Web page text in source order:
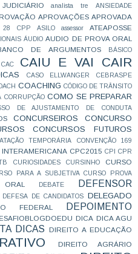
analista tre ANSIEDADE
APROVAÇÕES APROVADA
28 CPP ASILO assessor ATEAPOSSE
ÁUDIO AUDIO DE PROVA ORAL
DE ARGUMENTOS BÁSICO
CAC CAIU E VAI CAIR
CASO ELLWANGER CEBRASPE
COACHING CÓDIGO DE TRÂNSITO
CORRUPÇÃO COMO SE PREPARAR
DE AJUSTAMENTO DE CONDUTA
CONCURSEIROS
CONCURSO
CONCURSOS FUTUROS
TEMPORÁRIA
CONVENÇÃO 169
CPC2015 CPI CPR
CURIOSIDADES CURSINHO CURSO
PARA A SUBJETIVA
CURSO PROVA
DEBATE
DEFENSOR
DEFESA DE CANDIDATOS
DELEGADO
FEDERAL DEPOIMENTO
DICA DICA AGU
DICAS DIREITO A EDUCAÇÃO
DIREITO AGRÁRIO